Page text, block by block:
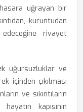
hasara uğrayan bir
kuruntudan
rivayet
uğursuzluklar ve
içinden çıkılması
ve sıkıntıların
kapısının